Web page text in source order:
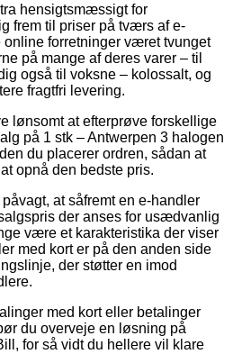
hensigtsmæssigt for
frem til priser på tværs af e-
online forretninger været tvunget
på mange af deres varer – til
også til voksne – kolossalt, og
fragtfri levering.
lønsomt at efterprøve forskellige
på 1 stk – Antwerpen 3 halogen
du placerer ordren, sådan at
opnå den bedste pris.
at såfremt en e-handler
der anses for usædvanlig
være et karakteristika der viser
med kort er på den anden side
der støtter en imod
med kort eller betalinger
du overveje en løsning på
for så vidt du hellere vil klare